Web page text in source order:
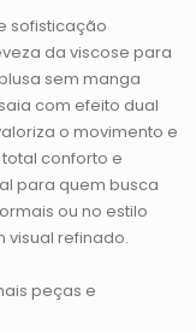
sofisticação
da viscose para
sem manga
com efeito dual
o movimento e
conforto e
para quem busca
ou no estilo
visual refinado.
peças e